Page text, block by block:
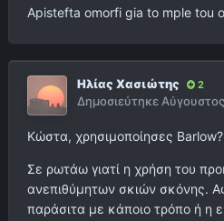
Apistefta omorfi gia to mple tou
Ηλίας Χασιώτης 2
Δημοσιεύτηκε
Κώστα, χρησιμοποίησες Barlow?
Σε ρωτάω γιατί η χρήση του
ανεπιθύμητων σκιών σκόνης.
παράσιτα με κάποιο τρόπο ή η